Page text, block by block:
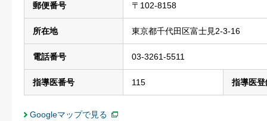
郵便番号 〒102-8158
所在地 東京都千代田区富士見2-3-16
電話番号 03-3261-5511
指導医番号 115 指導医登
Googleマップで見る